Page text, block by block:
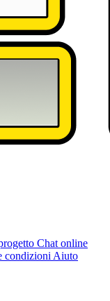
Chat online
condizioni Aiuto